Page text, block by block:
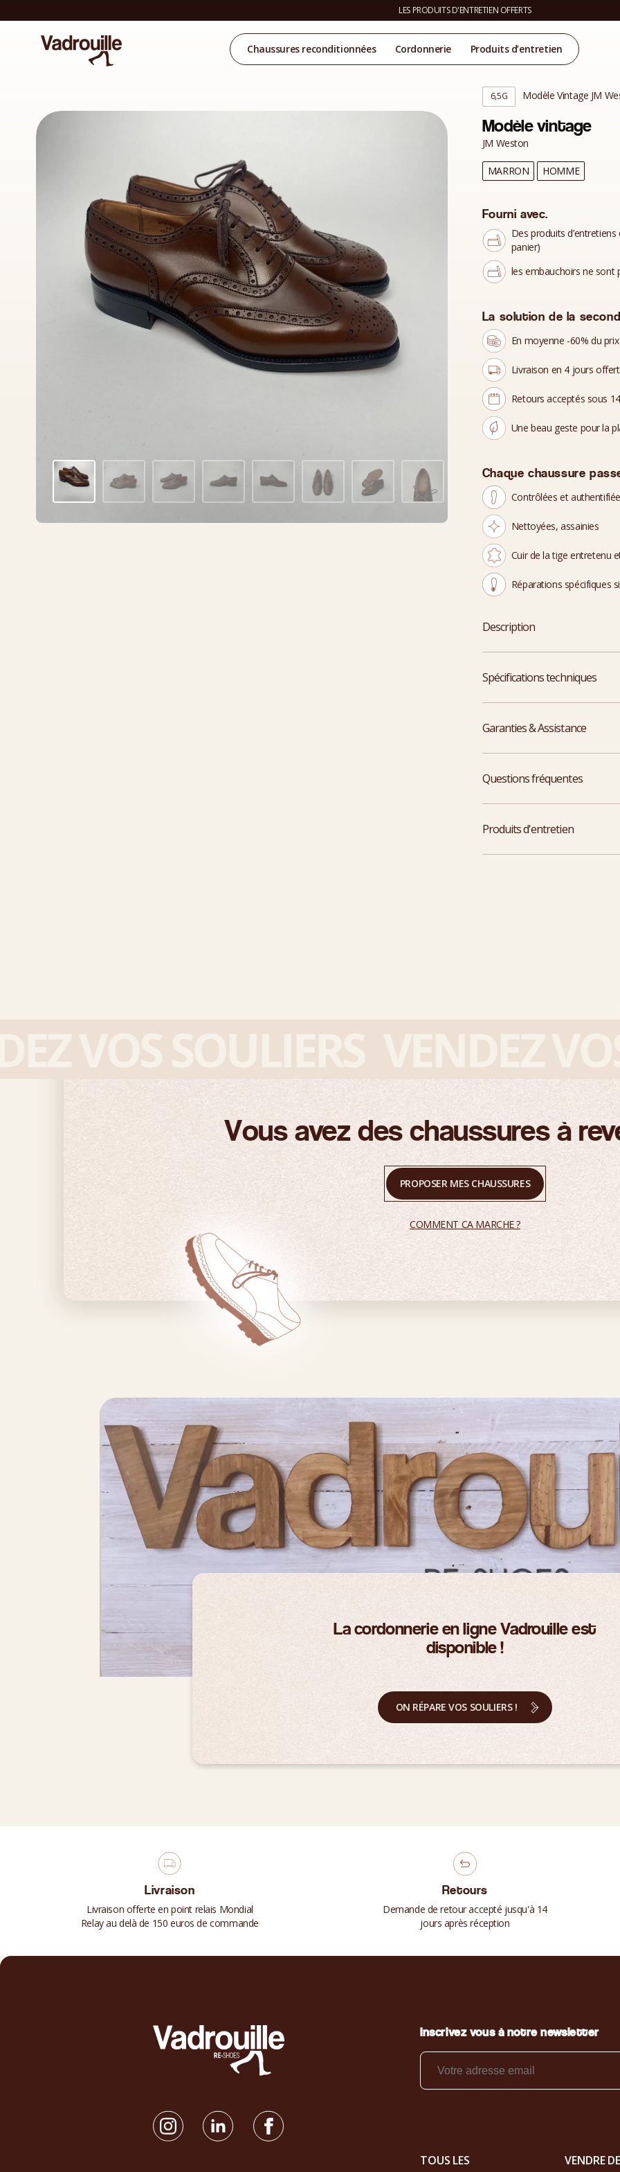
LES PRODUITS D'ENTRETIEN OFFERTS
Chaussures reconditionnées Cordonnerie Produits d’entretien
6,5G Modèle Vintage JM
Modèle vintage
JM Weston
MARRON HOMME
Fourni avec.
Des produits
panier)
les embauchoirs ne sont
La solution de la
En moyenne -60% du
Livraison en 4 jours
Retours acceptés sous
Une beau geste pour la
Chaque chaussure
Contrôlées et
Nettoyées, assainies
Cuir de la tige entretenu
Réparations spécifiques
Description
Spécifications techniques
Garanties & Assistance
Questions fréquentes
Produits d'entretien
Vous avez des chaussures à
PROPOSER MES CHAUSSURES
COMMENT CA MARCHE ?
La cordonnerie en ligne Vadrouille est
disponible !
ON RÉPARE VOS SOULIERS !
Livraison
Livraison offerte en point relais Mondial
Relay au delà de 150 euros de commande
Retours
Demande de retour accepté jusqu'à 14
jours après réception
Inscrivez vous à notre newsletter
TOUS LES VENDRE